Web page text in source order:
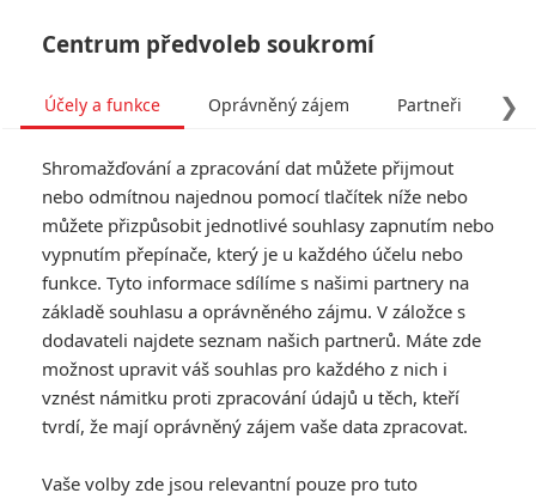
Gerard
Butler
Datum narození:13.11.1969
Místo narození: Paisley, Skotsko, Velká Británie
Centrum předvoleb soukromí
❯
Účely a funkce Oprávněný zájem Partneři
Shromažďování a zpracování dat můžete přijmout
nebo odmítnou najednou pomocí tlačítek níže nebo
můžete přizpůsobit jednotlivé souhlasy zapnutím nebo
vypnutím přepínače, který je u každého účelu nebo
funkce. Tyto informace sdílíme s našimi partnery na
základě souhlasu a oprávněného zájmu. V záložce s
dodavateli najdete seznam našich partnerů. Máte zde
možnost upravit váš souhlas pro každého z nich i
vznést námitku proti zpracování údajů u těch, kteří
tvrdí, že mají oprávněný zájem vaše data zpracovat.
Vaše volby zde jsou relevantní pouze pro tuto